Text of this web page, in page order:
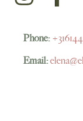
Phone:
Email: